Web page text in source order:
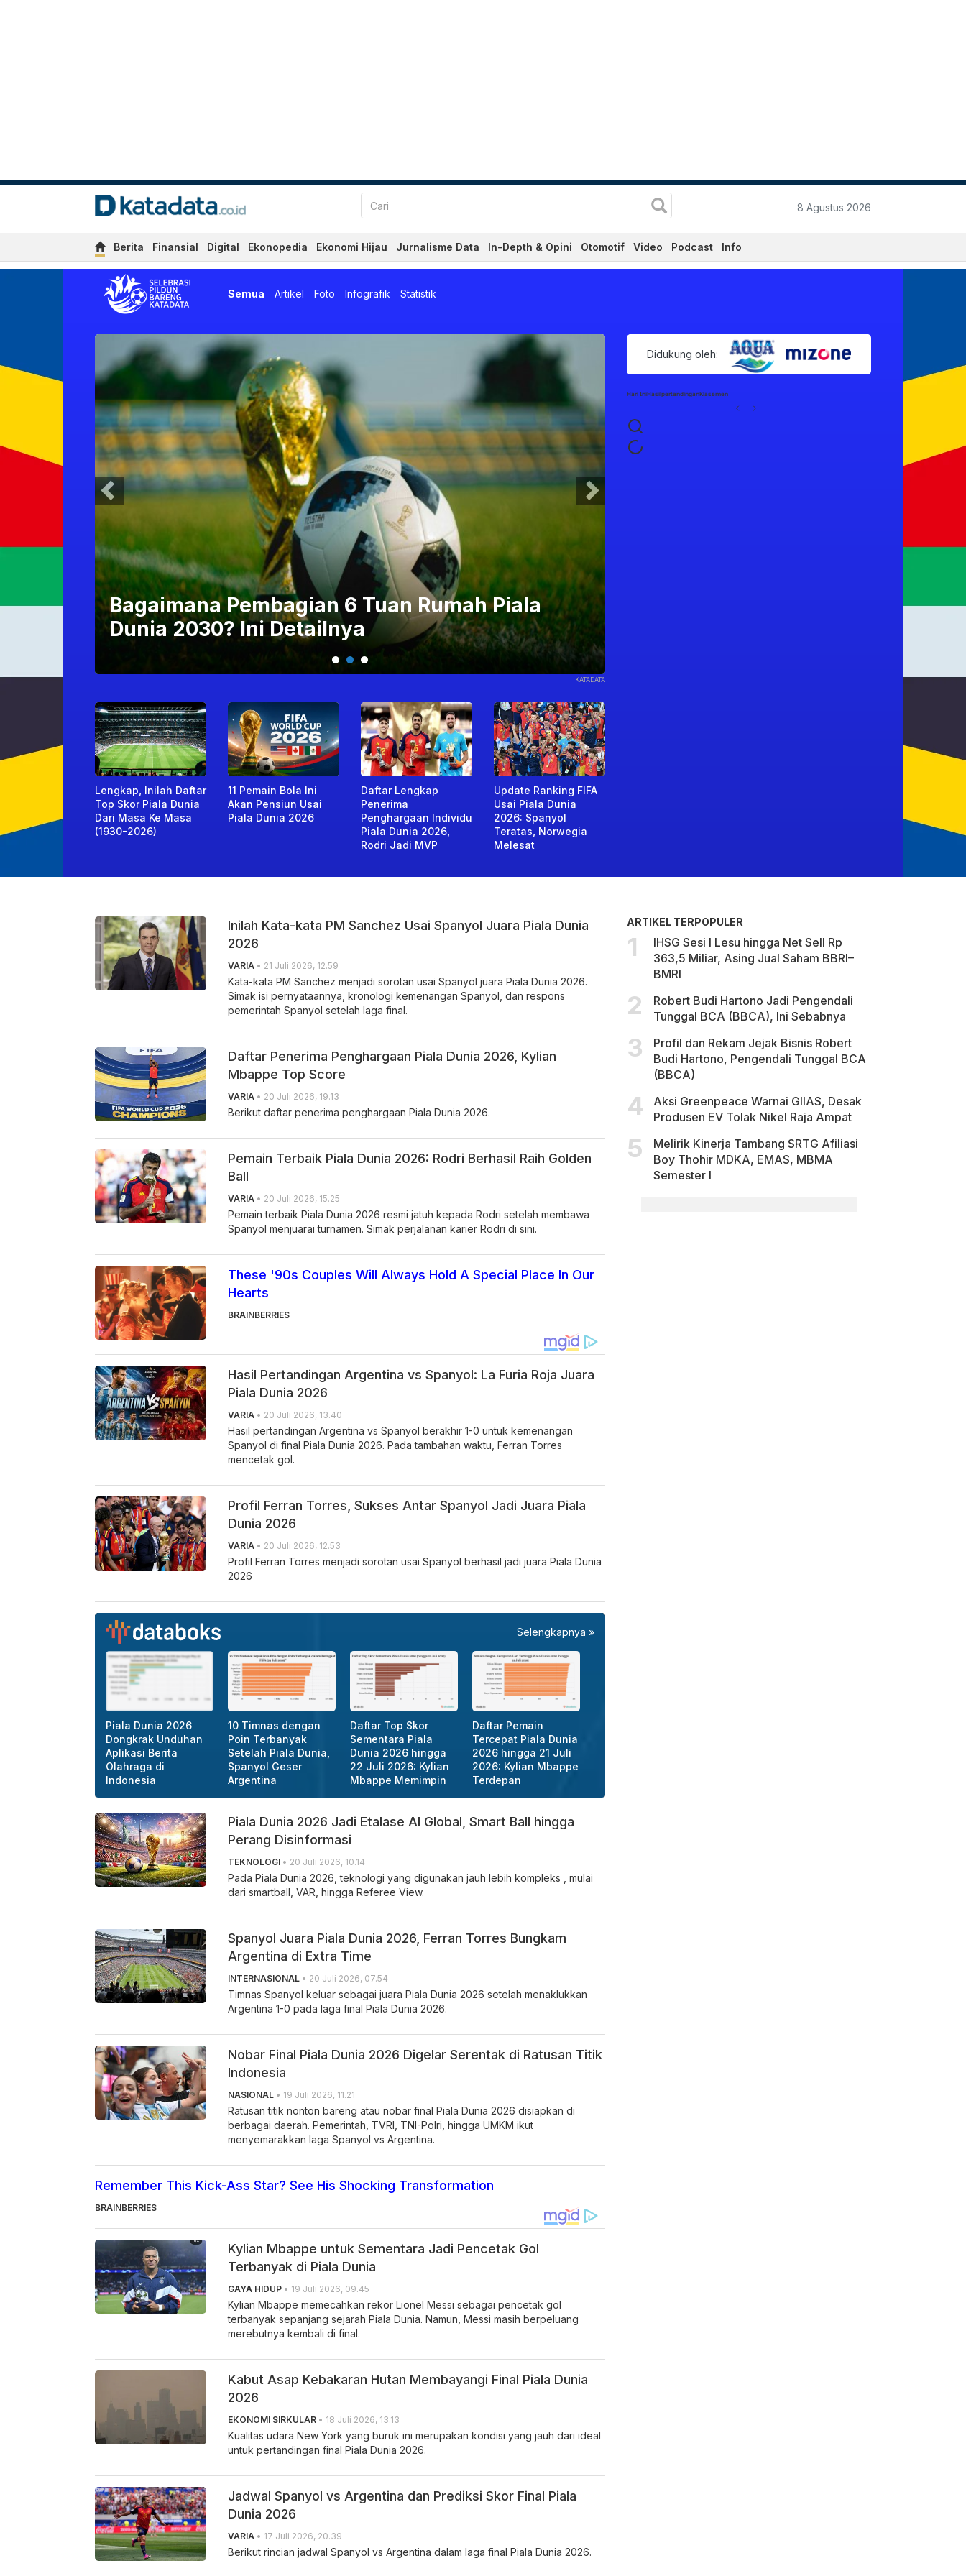
8 Agustus 2026
Berita Finansial Digital Ekonopedia Ekonomi Hijau Jurnalisme Data In-Depth & Opini Otomotif Video Podcast Info
Berita Piala Dunia 2026 Terbaru dan Terkini Hari Ini - Katadata.co.id
Semua Artikel Foto Infografik Statistik
KOMPAS.COM
Kenapa Spanyol Hanya Terima Separuh Bonus
Juara Piala Dunia 2026?
Apa yang Akan Terjadi jika Piala
Lengkap, Inilah Daftar
Top Skor Piala Dunia
Dari Masa Ke Masa
(1930-2026)
11 Pemain Bola Ini
Akan Pensiun Usai
Piala Dunia 2026
Daftar Lengkap
Penerima
Penghargaan Individu
Piala Dunia 2026,
Rodri Jadi MVP
Update Ranking FIFA
Usai Piala Dunia
2026: Spanyol
Teratas, Norwegia
Melesat
Didukung oleh:
Hari IniHasilpertandinganKlasemen
Inilah Kata-kata PM Sanchez Usai Spanyol Juara Piala Dunia
2026
VARIA • 21 Juli 2026, 12.59
Kata-kata PM Sanchez menjadi sorotan usai Spanyol juara Piala Dunia 2026.
Simak isi pernyataannya, kronologi kemenangan Spanyol, dan respons
pemerintah Spanyol setelah laga final.
Daftar Penerima Penghargaan Piala Dunia 2026, Kylian
Mbappe Top Score
VARIA • 20 Juli 2026, 19.13
Berikut daftar penerima penghargaan Piala Dunia 2026.
Pemain Terbaik Piala Dunia 2026: Rodri Berhasil Raih Golden
Ball
VARIA • 20 Juli 2026, 15.25
Pemain terbaik Piala Dunia 2026 resmi jatuh kepada Rodri setelah membawa
Spanyol menjuarai turnamen. Simak perjalanan karier Rodri di sini.
These '90s Couples Will Always Hold A Special Place In Our
Hearts
BRAINBERRIES
Hasil Pertandingan Argentina vs Spanyol: La Furia Roja Juara
Piala Dunia 2026
VARIA • 20 Juli 2026, 13.40
Hasil pertandingan Argentina vs Spanyol berakhir 1-0 untuk kemenangan
Spanyol di final Piala Dunia 2026. Pada tambahan waktu, Ferran Torres
mencetak gol.
Profil Ferran Torres, Sukses Antar Spanyol Jadi Juara Piala
Dunia 2026
VARIA • 20 Juli 2026, 12.53
Profil Ferran Torres menjadi sorotan usai Spanyol berhasil jadi juara Piala Dunia
2026
Selengkapnya »
Piala Dunia 2026
Dongkrak Unduhan
Aplikasi Berita
Olahraga di
Indonesia
10 Timnas dengan
Poin Terbanyak
Setelah Piala Dunia,
Spanyol Geser
Argentina
Daftar Top Skor
Sementara Piala
Dunia 2026 hingga
22 Juli 2026: Kylian
Mbappe Memimpin
Daftar Pemain
Tercepat Piala Dunia
2026 hingga 21 Juli
2026: Kylian Mbappe
Terdepan
Piala Dunia 2026 Jadi Etalase AI Global, Smart Ball hingga
Perang Disinformasi
TEKNOLOGI • 20 Juli 2026, 10.14
Pada Piala Dunia 2026, teknologi yang digunakan jauh lebih kompleks , mulai
dari smartball, VAR, hingga Referee View.
Spanyol Juara Piala Dunia 2026, Ferran Torres Bungkam
Argentina di Extra Time
INTERNASIONAL • 20 Juli 2026, 07.54
Timnas Spanyol keluar sebagai juara Piala Dunia 2026 setelah menaklukkan
Argentina 1-0 pada laga final Piala Dunia 2026.
Nobar Final Piala Dunia 2026 Digelar Serentak di Ratusan Titik
Indonesia
NASIONAL • 19 Juli 2026, 11.21
Ratusan titik nonton bareng atau nobar final Piala Dunia 2026 disiapkan di
berbagai daerah. Pemerintah, TVRI, TNI-Polri, hingga UMKM ikut
menyemarakkan laga Spanyol vs Argentina.
Remember This Kick-Ass Star? See His Shocking Transformation
BRAINBERRIES
Kylian Mbappe untuk Sementara Jadi Pencetak Gol
Terbanyak di Piala Dunia
GAYA HIDUP • 19 Juli 2026, 09.45
Kylian Mbappe memecahkan rekor Lionel Messi sebagai pencetak gol
terbanyak sepanjang sejarah Piala Dunia. Namun, Messi masih berpeluang
merebutnya kembali di final.
Kabut Asap Kebakaran Hutan Membayangi Final Piala Dunia
2026
EKONOMI SIRKULAR • 18 Juli 2026, 13.13
Kualitas udara New York yang buruk ini merupakan kondisi yang jauh dari ideal
untuk pertandingan final Piala Dunia 2026.
Jadwal Spanyol vs Argentina dan Prediksi Skor Final Piala
Dunia 2026
VARIA • 17 Juli 2026, 20.39
Berikut rincian jadwal Spanyol vs Argentina dalam laga final Piala Dunia 2026.
ARTIKEL TERPOPULER
IHSG Sesi I Lesu hingga Net Sell Rp
363,5 Miliar, Asing Jual Saham BBRI–
BMRI
Robert Budi Hartono Jadi Pengendali
Tunggal BCA (BBCA), Ini Sebabnya
Profil dan Rekam Jejak Bisnis Robert
Budi Hartono, Pengendali Tunggal BCA
(BBCA)
Aksi Greenpeace Warnai GIIAS, Desak
Produsen EV Tolak Nikel Raja Ampat
Melirik Kinerja Tambang SRTG Afiliasi
Boy Thohir MDKA, EMAS, MBMA
Semester I